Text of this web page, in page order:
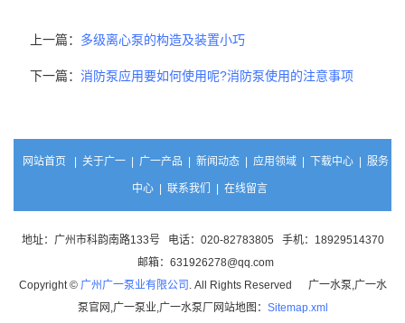
上一篇： 多级离心泵的构造及装置小巧
下一篇： 消防泵应用要如何使用呢?消防泵使用的注意事项
网站首页 关于广一 广一产品 新闻动态 应用领域 下载中心 服务
中心 联系我们 在线留言
地址：广州市科韵南路133号 电话：020-82783805 手机：18929514370
邮箱：631926278@qq.com
Copyright © 广州广一泵业有限公司 . All Rights Reserved 广一水泵,广一水
泵官网,广一泵业,广一水泵厂网站地图： Sitemap.xml